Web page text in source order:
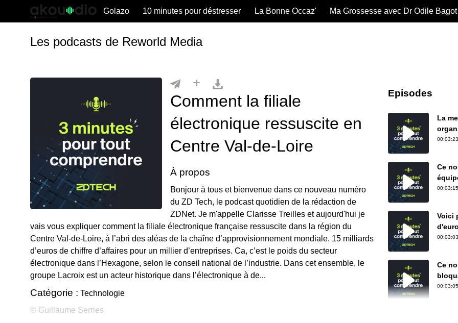
Golazo 10 minutes pour déstresser La Bonne Occaz' Ma Grossesse avec Dr Odile Bagot
Les podcasts de Reworld Media
Comment la filiale
électronique ressuscite en
Centre Val-de-Loire
À propos
Bonjour à tous et bienvenue dans ce nouveau numéro
du ZD Tech, le podcast quotidien de la rédaction de
ZDNet. Je m'appelle Clarisse Treilles et aujourd'hui je
vais vous expliquer comment la filiale électronique française ressuscite dans la région du
Centre Val-de-Loire, à l’abri des aléas de la chaîne d’approvisionnement mondiale. 15 milliards
d’euros de chiffre d’affaires pour un millier d’entreprises. Ca, c’est le poids du secteur
électronique dans l’Hexagone, selon le conseil national de l’industrie. Dans cet ensemble, le
groupe Lacroix est un acteur historique dans l’électronique à de...
Catégorie : Technologie
© Guillaume Serries
Episodes
La
Ce
Voici
Ce